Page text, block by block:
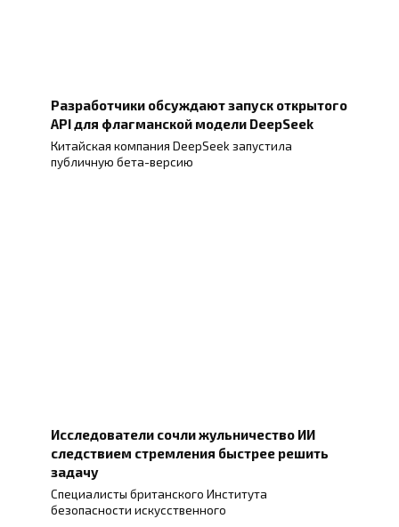
Разработчики обсуждают запуск открытого
API для флагманской модели DeepSeek
Китайская компания DeepSeek запустила
публичную бета-версию
Исследователи сочли жульничество ИИ
следствием стремления быстрее решить
задачу
Специалисты британского Института
безопасности искусственного